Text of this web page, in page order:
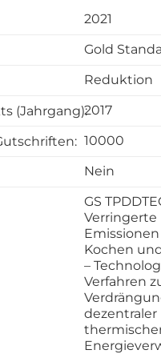
2021
Gold
Reduktion
(Jahrgang):2017
10000
Nein
GS
Verringerte
Kochen
–
Verfahren
dezentraler